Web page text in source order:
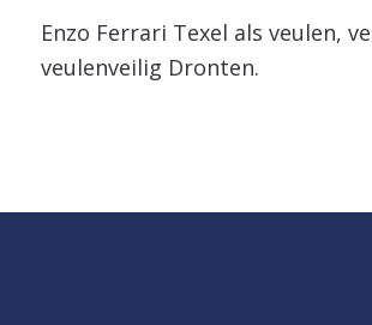
Enzo Ferrari Texel als veulen,
veulenveilig Dronten.